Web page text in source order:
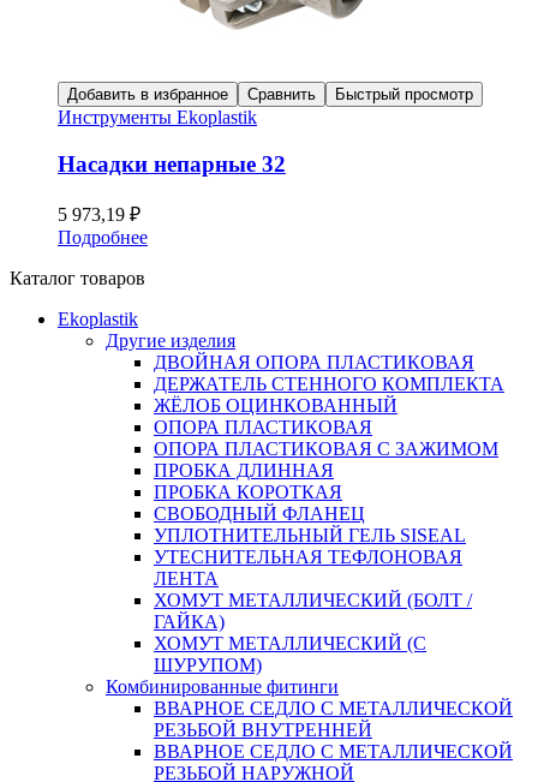
Добавить в избранное Сравнить Быстрый просмотр
Инструменты Ekoplastik
Насадки непарные 32
5 973,19 ₽
Подробнее
Каталог товаров
Ekoplastik
Другие изделия
ДВОЙНАЯ ОПОРА ПЛАСТИКОВАЯ
ДЕРЖАТЕЛЬ СТЕННОГО КОМПЛЕКТА
ЖЁЛОБ ОЦИНКОВАННЫЙ
ОПОРА ПЛАСТИКОВАЯ
ОПОРА ПЛАСТИКОВАЯ С ЗАЖИМОМ
ПРОБКА ДЛИННАЯ
ПРОБКА КОРОТКАЯ
СВОБОДНЫЙ ФЛАНЕЦ
УПЛОТНИТЕЛЬНЫЙ ГЕЛЬ SISEAL
УТЕСНИТЕЛЬНАЯ ТЕФЛОНОВАЯ
ЛЕНТА
ХОМУТ МЕТАЛЛИЧЕСКИЙ (БОЛТ /
ГАЙКА)
ХОМУТ МЕТАЛЛИЧЕСКИЙ (С
ШУРУПОМ)
Комбинированные фитинги
ВВАРНОЕ СЕДЛО С МЕТАЛЛИЧЕСКОЙ
РЕЗЬБОЙ ВНУТРЕННЕЙ
ВВАРНОЕ СЕДЛО С МЕТАЛЛИЧЕСКОЙ
РЕЗЬБОЙ НАРУЖНОЙ